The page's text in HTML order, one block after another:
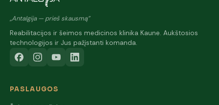
„Antalgija — prieš skausmą"
Reabilitacijos ir šeimos medicinos klinika Kaune. Aukštosios
technologijos ir Jus pažįstanti komanda.
PASLAUGOS